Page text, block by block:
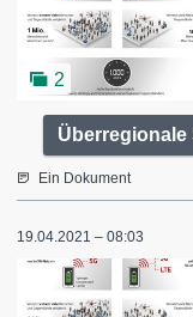
2
Überregionale
Ein Dokument
19.04.2021 – 08:03